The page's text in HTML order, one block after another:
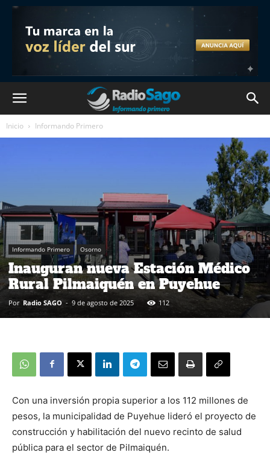
Inicio Informando Primero
Informando Primero Osorno
Inauguran nueva Estación Médico
Rural Pilmaiquén en Puyehue
Por Radio SAGO - 9 de agosto de 2025 112
Con una inversión propia superior a los 112 millones de
pesos, la municipalidad de Puyehue lideró el proyecto de
construcción y habilitación del nuevo recinto de salud
pública para el sector de Pilmaiquén.